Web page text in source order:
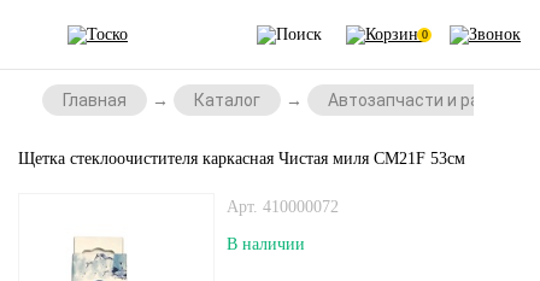
0
Главная Каталог Автозапчасти и
Щетка стеклоочистителя каркасная Чистая миля СМ21F 53см
Арт. 410000072
В наличии